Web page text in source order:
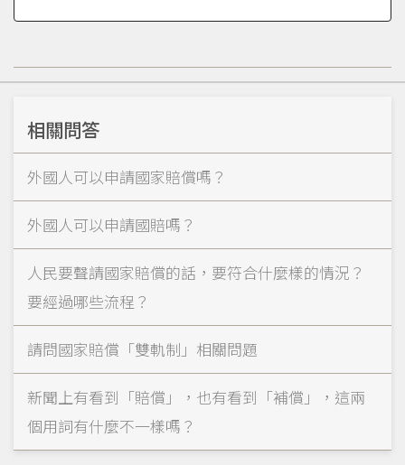
相關問答
外國人可以申請國家賠償嗎？
外國人可以申請國賠嗎？
人民要聲請國家賠償的話，要符合什麼樣的情況？
要經過哪些流程？
請問國家賠償「雙軌制」相關問題
新聞上有看到「賠償」，也有看到「補償」，這兩
個用詞有什麼不一樣嗎？